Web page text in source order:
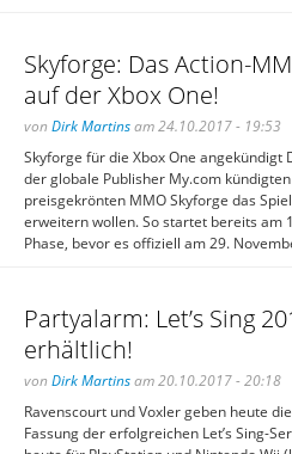
Skyforge: Das Action-
auf der Xbox One!
von Dirk Martinsam 24.10.2017 - 19:53
Skyforge für die Xbox One angekündigt
der globale Publisher My.com
preisgekrönten MMO Skyforge das
erweitern wollen. So startet bereits am
Phase, bevor es offiziell am 29.
Partyalarm: Let’s Sing
erhältlich!
von Dirk Martinsam 20.10.2017 - 20:18
Ravenscourt und Voxler geben heute
Fassung der erfolgreichen Let’s Sing-